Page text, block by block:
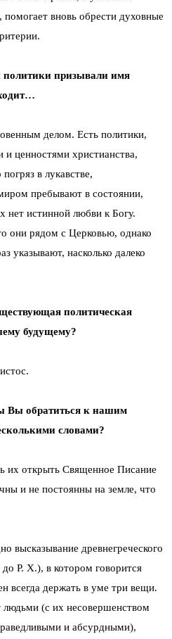
помогает вновь обрести духовные
призывали имя
делом. Есть политики,
ценностями христианства,
в лукавстве,
пребывают в состоянии,
нет истинной любви к Богу.
они рядом с Церковью, однако
указывают, насколько далеко
политическая
будущему?
Вы обратиться к нашим
словами?
их открыть Священное Писание
и не постоянны на земле, что
высказывание древнегреческого
Р. Х.), в котором говорится
всегда держать в уме три вещи.
(с их несовершенством
и абсурдными),